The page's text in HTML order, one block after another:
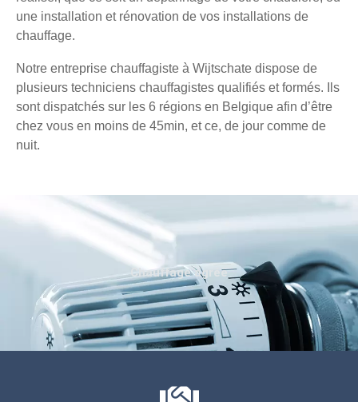
une installation et rénovation de vos installations de
chauffage.
Notre entreprise chauffagiste à Wijtschate dispose de
plusieurs techniciens chauffagistes qualifiés et formés. Ils
sont dispatchés sur les 6 régions en Belgique afin d’être
chez vous en moins de 45min, et ce, de jour comme de
nuit.
Chauffage agréé